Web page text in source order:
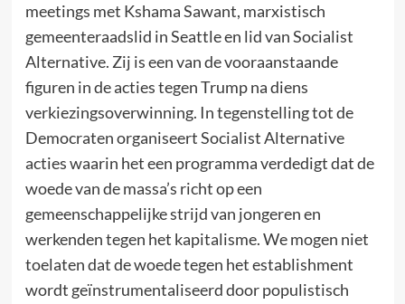
meetings met Kshama Sawant, marxistisch
gemeenteraadslid in Seattle en lid van Socialist
Alternative. Zij is een van de vooraanstaande
figuren in de acties tegen Trump na diens
verkiezingsoverwinning. In tegenstelling tot de
Democraten organiseert Socialist Alternative
acties waarin het een programma verdedigt dat de
woede van de massa’s richt op een
gemeenschappelijke strijd van jongeren en
werkenden tegen het kapitalisme. We mogen niet
toelaten dat de woede tegen het establishment
wordt geïnstrumentaliseerd door populistisch